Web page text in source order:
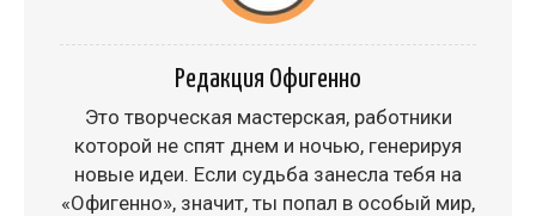
Редакция Офигенно
Это творческая мастерская, работники
которой не спят днем и ночью, генерируя
новые идеи. Если судьба занесла тебя на
«Офигенно», значит, ты попал в особый мир,